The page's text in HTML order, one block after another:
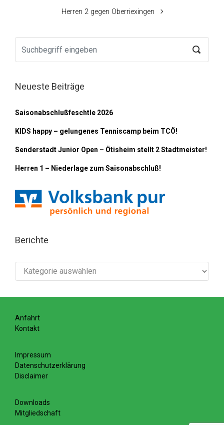
Herren 2 gegen Oberriexingen
Neueste Beiträge
Saisonabschlußfeschtle 2026
KIDS happy – gelungenes Tenniscamp beim TCÖ!
Senderstadt Junior Open – Ötisheim stellt 2 Stadtmeister!
Herren 1 – Niederlage zum Saisonabschluß!
Berichte
Berichte
Anfahrt
Kontakt
Impressum
Datenschutzerklärung
Disclaimer
Downloads
Mitgliedschaft